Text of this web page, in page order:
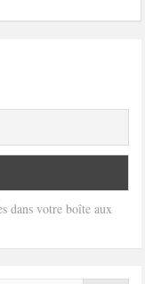
dans votre boîte aux